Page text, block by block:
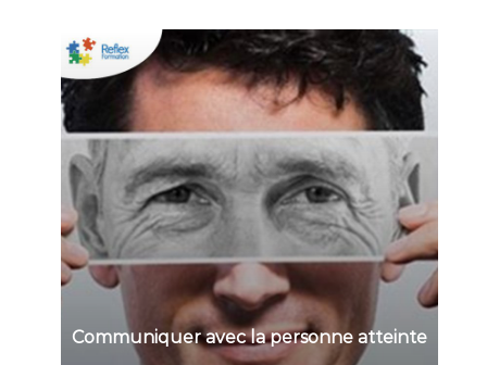
Communiquer avec la personne atteinte